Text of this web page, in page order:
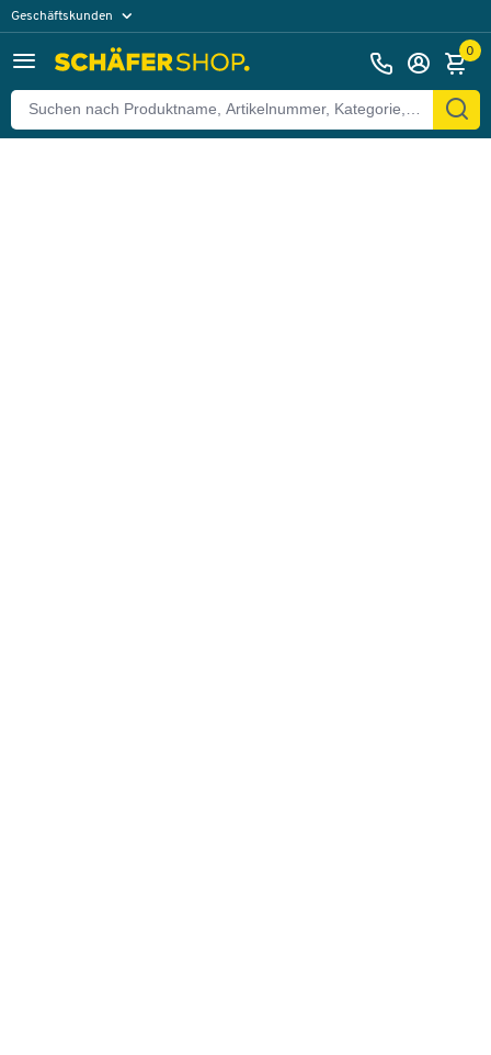
Geschäftskunden
0
Zurück